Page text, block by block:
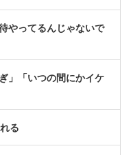
やってるんじゃないで
」「いつの間にかイケ
る